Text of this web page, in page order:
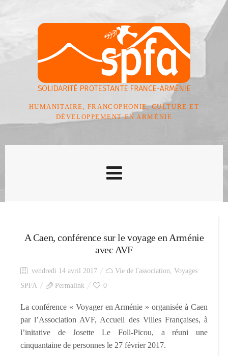
HUMANITAIRE, FRANCOPHONIE, CULTURE ET
DÉVELOPPEMENT EN ARMÉNIE
A Caen, conférence sur le voyage en Arménie
avec AVF
vendredi 14 avril 2017 Vie de l'association, Voyages
SPFA
Permalink 0
La conférence « Voyager en Arménie » organisée à Caen
par l’Association AVF, Accueil des Villes Françaises, à
l’initative de Josette Le Foll-Picou, a réuni une
cinquantaine de personnes le 27 février 2017.